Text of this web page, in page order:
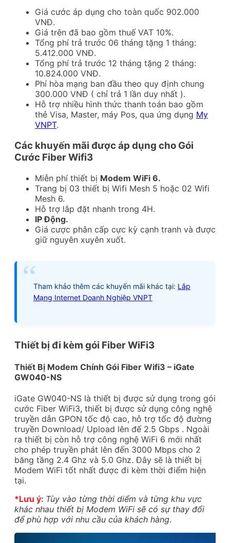
Giá cước áp dụng cho toàn quốc 902.000
VNĐ.
Giá trên đã bao gồm thuế VAT 10%.
Tổng phí trả trước 06 tháng tặng 1 tháng:
5.412.000 VNĐ.
Tổng phí trả trước 12 tháng tặng 2 tháng:
10.824.000 VNĐ.
Phí hòa mạng ban đầu theo quy định chung
300.000 VNĐ ( chỉ trả 1 lần duy nhất ).
Hỗ trợ nhiều hình thức thanh toán bao gồm
thẻ Visa, Master, máy Pos, qua ứng dụng My
VNPT.
Các khuyến mãi được áp dụng cho Gói
Cước Fiber Wifi3
Miễn phí thiết bị Modem WiFi 6.
Trang bị 03 thiết bị Wifi Mesh 5 hoặc 02 Wifi
Mesh 6.
Hỗ trợ lắp đặt nhanh trong 4H.
IP Động.
Giá cược phân cấp cực kỳ cạnh tranh và được
giữ nguyên xuyên xuốt.
Tham khảo thêm các khuyến mãi khác tại: Lắp
Mạng Internet Doanh Nghiệp VNPT
Thiết bị đi kèm gói Fiber WiFi3
Thiết Bị Modem Chính Gói Fiber Wifi3 – iGate
GW040-NS
iGate GW040-NS là thiết bị được sử dụng trong gói
cước Fiber WiFi3, thiết bị được sử dụng công nghệ
truyền dẫn GPON tốc độ cao, hỗ trợ tốc độ đường
truyền Download/ Upload lên đế 2.5 Gbps . Ngoài
ra thiết bị còn hỗ trợ công nghệ WiFi 6 mới nhất
cho phép truyền phát lên đến 3000 Mbps cho 2
băng tầng 2.4 Ghz và 5.0 Ghz. Đây sẽ là thiết bị
Modem WiFi tốt nhất được đi kèm thời điểm hiện
tại.
*Lưu ý: Tùy vào từng thời diểm và từng khu vực
khác nhau thiết bị Modem WiFi sẽ có sự thay đổi
để phù hợp với nhu cầu của khách hàng.